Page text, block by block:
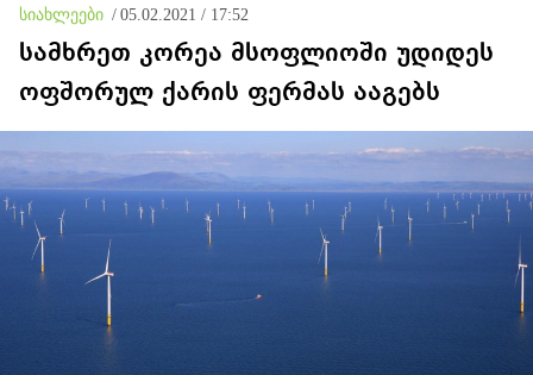
სიახლეები / 05.02.2021 / 17:52
სამხრეთ კორეა მსოფლიოში უდიდეს
ოფშორულ ქარის ფერმას ააგებს